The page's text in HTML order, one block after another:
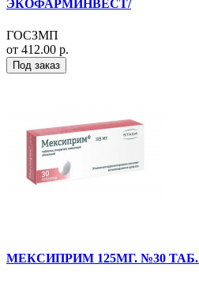
ЭКОФАРМИНВЕСТ/
ГОСЗМП
от 412.00 р.
Под заказ
МЕКСИПРИМ 125МГ. №30